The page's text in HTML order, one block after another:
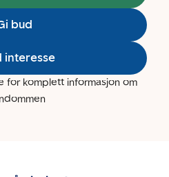
bud
interesse
for komplett informasjon om